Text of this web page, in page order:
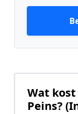
Wat
Peins?